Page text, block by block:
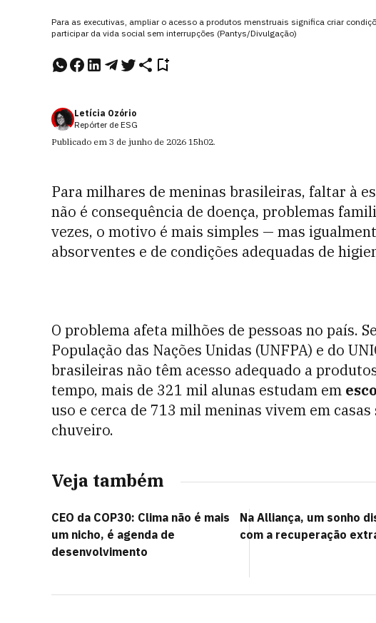
Para as executivas, ampliar o acesso a produtos menstruais significa criar
participar da vida social sem interrupções (Pantys/Divulgação)
Letícia Ozório
Repórter de ESG
Publicado em 3 de junho de 2026 15h02.
Para milhares de meninas brasileiras, faltar à
não é consequência de doença, problemas
vezes, o motivo é mais simples — mas
absorventes e de condições adequadas de
O problema afeta milhões de pessoas no país.
População das Nações Unidas (UNFPA) e do
brasileiras não têm acesso adequado a
tempo, mais de 321 mil alunas estudam em
uso e cerca de 713 mil meninas vivem em casas
chuveiro.
Veja também
CEO da COP30: Clima não é mais
um nicho, é agenda de
desenvolvimento
Na Alliança, um sonho
com a recuperação